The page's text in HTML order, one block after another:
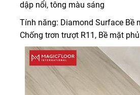
dập nổi, tông màu sáng
Tính năng: Diamond Surface Bề
Chống trơn trượt R11, Bề mặt